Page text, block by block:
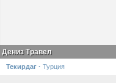
Дениз Травел
Текирдаг · Турция